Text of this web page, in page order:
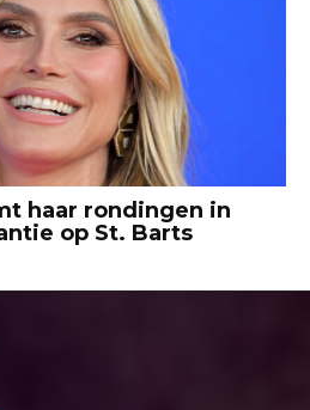
haar rondingen in
op St. Barts